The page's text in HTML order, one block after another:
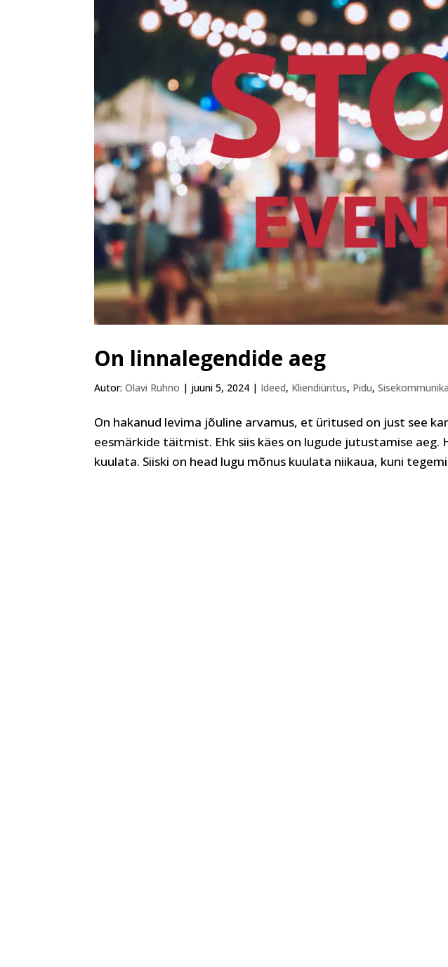
On linnalegendide aeg
Autor:Olavi Ruhno | juuni 5, 2024 | Ideed, Kliendiüritus, Pidu,
On hakanud levima jõuline arvamus, et üritused on just see
eesmärkide täitmist. Ehk siis käes on lugude jutustamise aeg.
kuulata. Siiski on head lugu mõnus kuulata niikaua, kuni